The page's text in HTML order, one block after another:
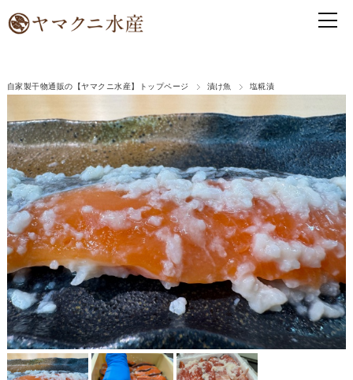
自家製干物通販の【ヤマクニ水産】トップページ 漬け魚 塩糀漬